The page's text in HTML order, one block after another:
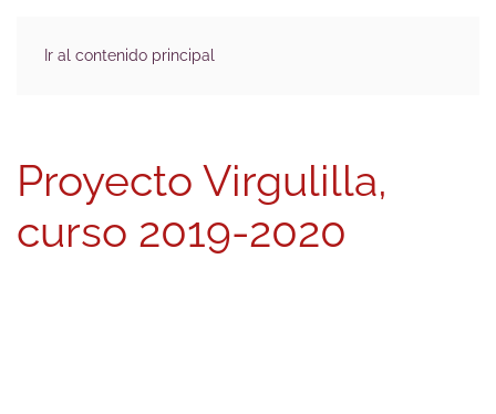
Ir al contenido principal
Proyecto Virgulilla,
curso 2019-2020